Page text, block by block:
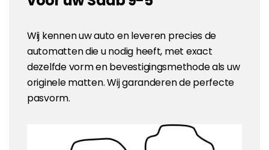
Wij kennen uw auto en leveren precies de
automatten die u nodig heeft, met exact
dezelfde vorm en bevestigingsmethode als uw
originele matten. Wij garanderen de perfecte
pasvorm.